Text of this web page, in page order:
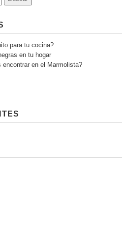
para tu cocina?
en tu hogar
en el Marmolista?